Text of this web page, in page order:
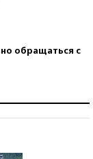
обращаться с